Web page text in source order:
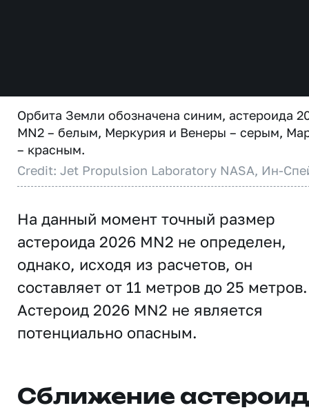
Орбита Земли обозначена синим, астероида
MN2 – белым, Меркурия и Венеры – серым,
– красным.
Credit: Jet Propulsion Laboratory NASA, Ин-
На данный момент точный размер
астероида 2026 MN2 не определен,
однако, исходя из расчетов, он
составляет от 11 метров до 25 метров.
Астероид 2026 MN2 не является
потенциально опасным.
Сближение